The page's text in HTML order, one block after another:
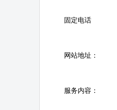
固定电话
网站地址：
服务内容：